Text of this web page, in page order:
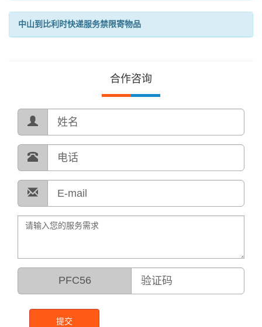
中山到比利时快递服务禁限寄物品
合作咨询
PFC56
提交